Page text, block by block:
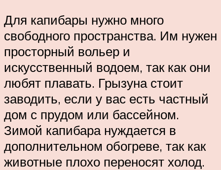
Для капибары нужно много
свободного пространства. Им нужен
просторный вольер и
искусственный водоем, так как они
любят плавать. Грызуна стоит
заводить, если у вас есть частный
дом с прудом или бассейном.
Зимой капибара нуждается в
дополнительном обогреве, так как
животные плохо переносят холод.